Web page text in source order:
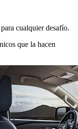
cualquier desafío.
que la hacen